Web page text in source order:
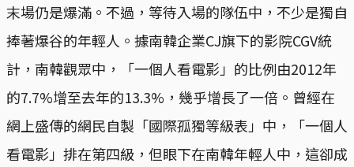
末場仍是爆滿。不過，等待入場的隊伍中，不少是獨自
捧著爆谷的年輕人。據南韓企業CJ旗下的影院CGV統
計，南韓觀眾中，「一個人看電影」的比例由2012年
的7.7%增至去年的13.3%，幾乎增長了一倍。曾經在
網上盛傳的網民自製「國際孤獨等級表」中，「一個人
看電影」排在第四級，但眼下在南韓年輕人中，這卻成